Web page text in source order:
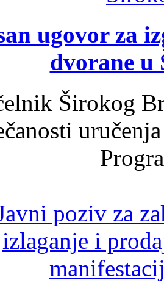
ugovor za
dvorane u
Širokog